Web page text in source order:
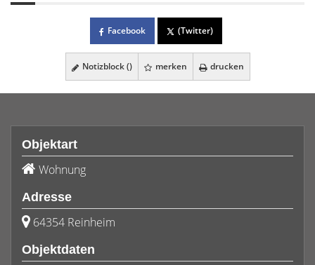
Facebook (Twitter)
Notizblock () merken drucken
Objektart
Wohnung
Adresse
64354 Reinheim
Objektdaten